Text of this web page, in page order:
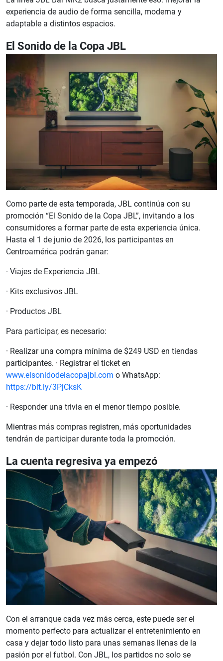
experiencia de audio de forma sencilla, moderna y
adaptable a distintos espacios.
El Sonido de la Copa JBL
Como parte de esta temporada, JBL continúa con su
promoción “El Sonido de la Copa JBL”, invitando a los
consumidores a formar parte de esta experiencia única.
Hasta el 1 de junio de 2026, los participantes en
Centroamérica podrán ganar:
· Viajes de Experiencia JBL
· Kits exclusivos JBL
· Productos JBL
Para participar, es necesario:
· Realizar una compra mínima de $249 USD en tiendas
participantes. · Registrar el ticket en
www.elsonidodelacopajbl.com o WhatsApp:
https://bit.ly/3PjCksK
· Responder una trivia en el menor tiempo posible.
Mientras más compras registren, más oportunidades
tendrán de participar durante toda la promoción.
La cuenta regresiva ya empezó
Con el arranque cada vez más cerca, este puede ser el
momento perfecto para actualizar el entretenimiento en
casa y dejar todo listo para unas semanas llenas de la
pasión por el futbol. Con JBL, los partidos no solo se